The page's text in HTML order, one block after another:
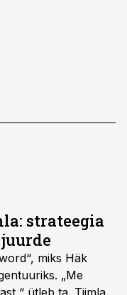
strateegia
miks Häk
„Me
ütleb ta. Tiimla